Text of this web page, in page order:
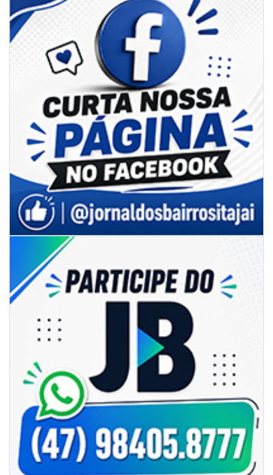
06/08/2026 | 07:00
Secretaria de Cultura retoma oficinas culturais com diversas
modalidades para a comunidade
BALNEÁRIO CAMBORIÚ